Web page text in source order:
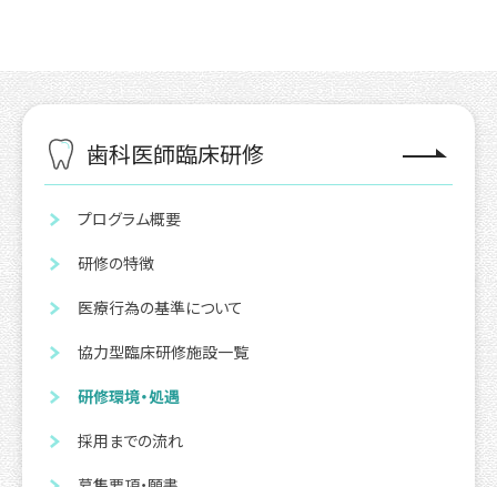
歯科医師臨床研修
プログラム概要
研修の特徴
医療行為の基準について
協力型臨床研修施設一覧
研修環境・処遇
採用までの流れ